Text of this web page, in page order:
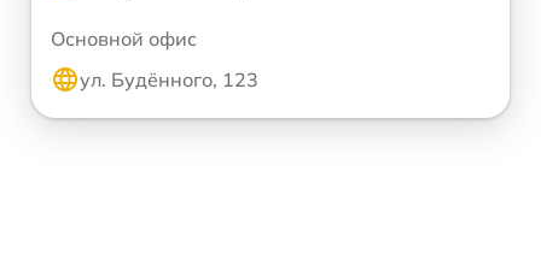
Основной офис
ул. Будённого, 123